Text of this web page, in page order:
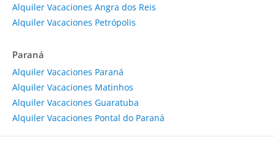
Alquiler Vacaciones Angra dos Reis
Alquiler Vacaciones Petrópolis
Paraná
Alquiler Vacaciones Paraná
Alquiler Vacaciones Matinhos
Alquiler Vacaciones Guaratuba
Alquiler Vacaciones Pontal do Paraná